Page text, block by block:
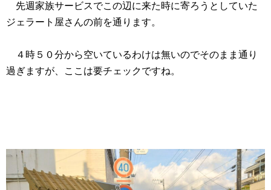
先週家族サービスでこの辺に来た時に寄ろうとしていた
ジェラート屋さんの前を通ります。
４時５０分から空いているわけは無いのでそのまま通り
過ぎますが、ここは要チェックですね。